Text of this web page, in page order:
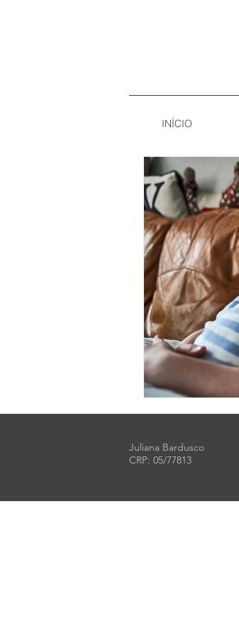
INÍCIO
Juliana Bardusco
CRP: 05/77813